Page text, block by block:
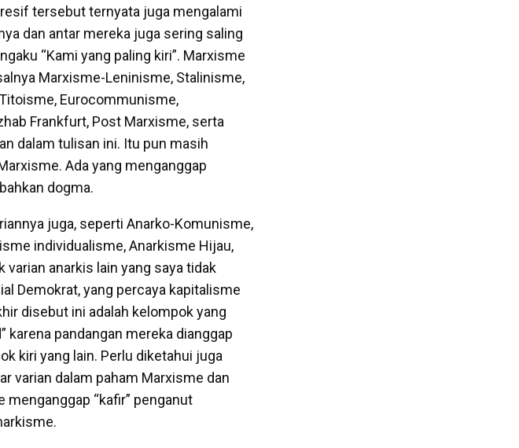
tersebut ternyata juga mengalami
dan antar mereka juga sering saling
“Kami yang paling kiri”. Marxisme
Marxisme-Leninisme, Stalinisme,
Eurocommunisme,
Frankfurt, Post Marxisme, serta
dalam tulisan ini. Itu pun masih
Ada yang menganggap
dogma.
juga, seperti Anarko-Komunisme,
individualisme, Anarkisme Hijau,
anarkis lain yang saya tidak
Demokrat, yang percaya kapitalisme
disebut ini adalah kelompok yang
karena pandangan mereka dianggap
kiri yang lain. Perlu diketahui juga
varian dalam paham Marxisme dan
“kafir” penganut